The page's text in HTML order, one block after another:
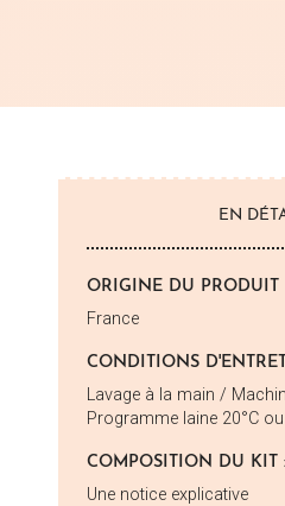
EN
ORIGINE DU PRODUIT
France
CONDITIONS
Lavage à la main /
Programme laine 20°C
COMPOSITION DU KIT :
Une notice explicative